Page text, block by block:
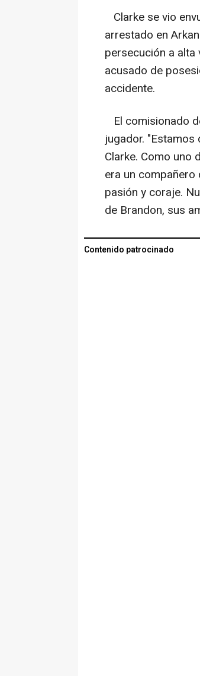
Clarke se vio
arrestado en
persecución a
acusado de
accidente.
El comisionado
jugador.
Clarke. Como uno
era un
pasión y coraje.
de Brandon, sus
Contenido patrocinado